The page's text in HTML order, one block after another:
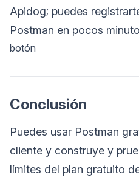
Apidog; puedes
Postman en pocos
botón
Conclusión
Puedes usar Postman
cliente y construye y
límites del plan gratuito